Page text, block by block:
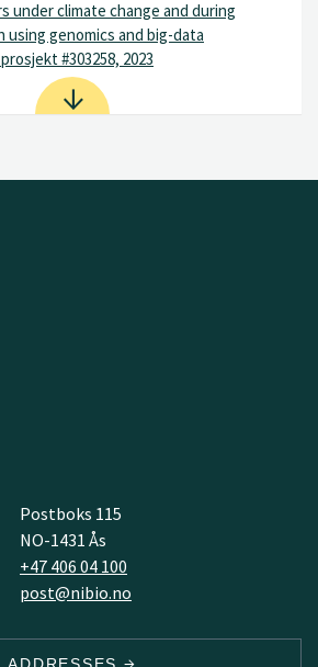
under climate change and during
using genomics and big-data
#303258, 2023
Postboks 115
NO-1431 Ås
+47 406 04 100
post@nibio.no